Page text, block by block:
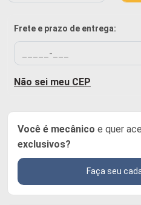
Frete e prazo de entrega:
Não sei meu CEP
Você é mecânico e quer
exclusivos?
Faça seu